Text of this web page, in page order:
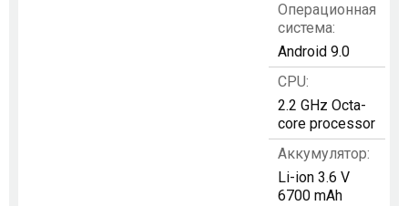
Операционная
система:
Android 9.0
CPU:
2.2 GHz Octa-
core processor
Аккумулятор:
Li-ion 3.6 V
6700 mAh